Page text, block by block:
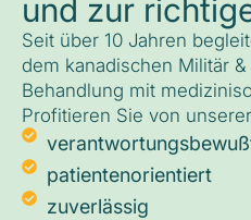
Seit über 10 Jahren
dem kanadischen Militär
Behandlung mit
Profitieren Sie von
patientenorientiert
zuverlässig